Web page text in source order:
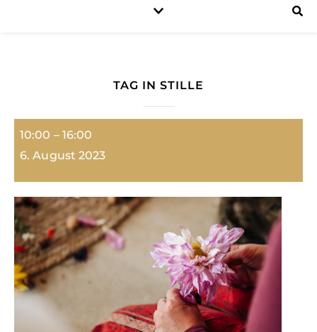
TAG IN STILLE
Tag in Stille
10:00 – 16:00
6. August 2023